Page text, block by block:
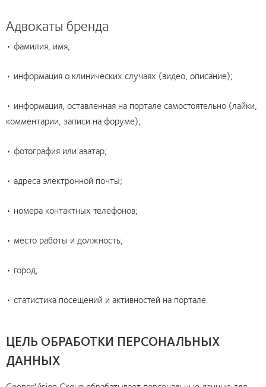
Адвокаты бренда
• фамилия, имя;
• информация о клинических случаях (видео, описание);
• информация, оставленная на портале самостоятельно (лайки,
комментарии, записи на форуме);
• фотография или аватар;
• адреса электронной почты;
• номера контактных телефонов;
• место работы и должность;
• город;
• статистика посещений и активностей на портале.
ЦЕЛЬ ОБРАБОТКИ ПЕРСОНАЛЬНЫХ
ДАННЫХ